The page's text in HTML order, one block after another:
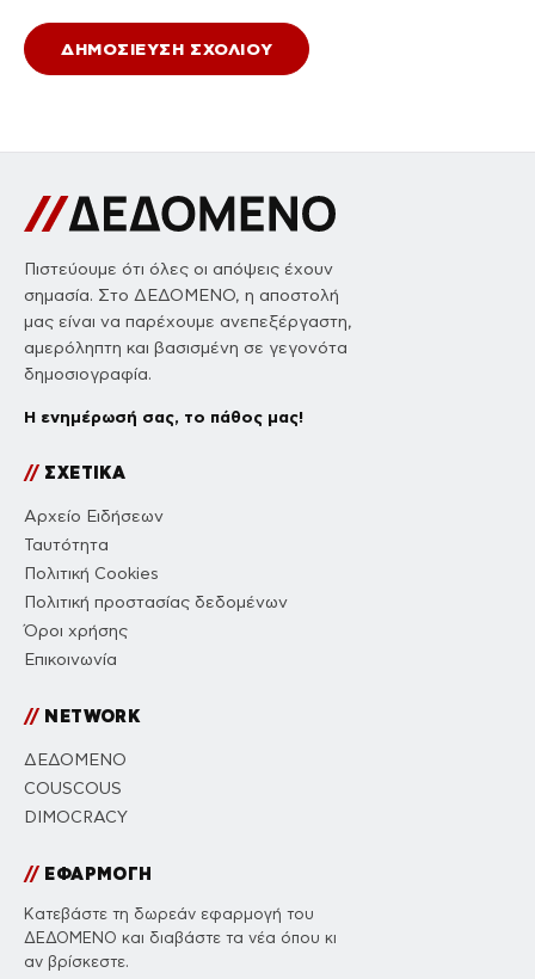
Πιστεύουμε ότι όλες οι απόψεις έχουν
σημασία. Στο ΔΕΔΟΜΕΝΟ, η αποστολή
μας είναι να παρέχουμε ανεπεξέργαστη,
αμερόληπτη και βασισμένη σε γεγονότα
δημοσιογραφία.
Η ενημέρωσή σας, το πάθος μας!
//ΣΧΕΤΙΚΑ
Αρχείο Ειδήσεων
Ταυτότητα
Πολιτική Cookies
Πολιτική προστασίας δεδομένων
Όροι χρήσης
Επικοινωνία
//NETWORK
ΔΕΔΟΜΕΝΟ
COUSCOUS
DIMOCRACY
//ΕΦΑΡΜΟΓΗ
Κατεβάστε τη δωρεάν εφαρμογή του
ΔΕΔΟΜΕΝΟ και διαβάστε τα νέα όπου κι
αν βρίσκεστε.